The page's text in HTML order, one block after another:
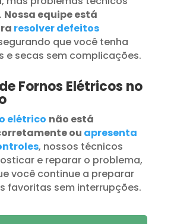
Nossa equipe está
resolver defeitos
que você tenha
e secas sem complicações.
Fornos Elétricos no
elétrico não está
ou apresenta
, nossos técnicos
e reparar o problema,
você continue a preparar
favoritas sem interrupções.